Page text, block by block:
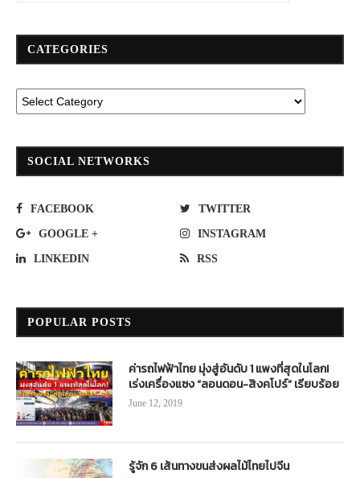
CATEGORIES
SOCIAL NETWORKS
FACEBOOK TWITTER
GOOGLE + INSTAGRAM
LINKEDIN RSS
POPULAR POSTS
ค่ารถไฟฟ้าไทย มุ่งสู่อันดับ 1 แพงที่สุดในโลก!
เร่งเครื่องแซง “ลอนดอน-สิงคโปร์” เรียบร้อย
June 12, 2019
รู้จัก 6 เส้นทางขนส่งผลไม้ไทยไปจีน